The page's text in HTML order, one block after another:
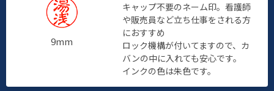
9mm
キャップ不要のネーム印。看護師
や販売員など立ち仕事をされる方
におすすめ
ロック機構が付いてますので、カ
バンの中に入れても安心です。
インクの色は朱色です。